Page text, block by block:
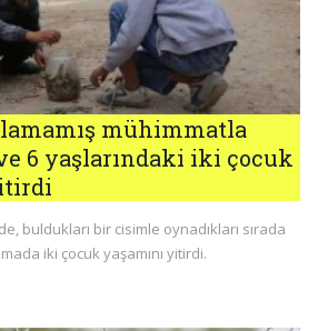
mühimmatla
6 yaşlarındaki iki çocuk
buldukları bir cisimle oynadıkları sırada
iki çocuk yaşamını yitirdi.